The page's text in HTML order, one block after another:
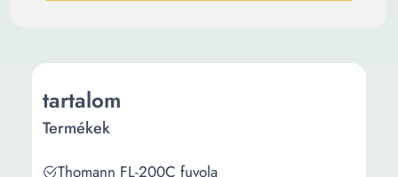
tartalom
Termékek
Thomann FL-200C fuvola